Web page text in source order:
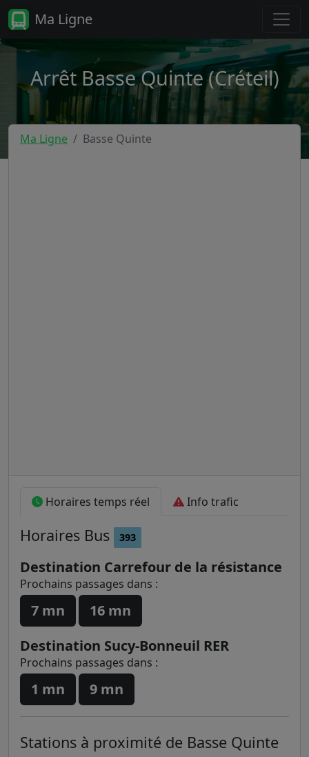
Ma Ligne
Arrêt Basse Quinte (Créteil)
Ma Ligne Basse Quinte
Horaires temps réel Info trafic
Horaires Bus 393
Destination Carrefour de la résistance
Prochains passages dans :
7 mn
16 mn
Destination Sucy-Bonneuil RER
Prochains passages dans :
1 mn 9 mn
Stations à proximité de Basse Quinte